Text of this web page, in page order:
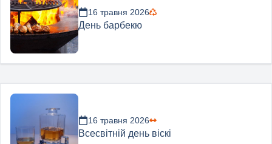
16 травня 2026
День барбекю
16 травня 2026
Всесвітній день віскі